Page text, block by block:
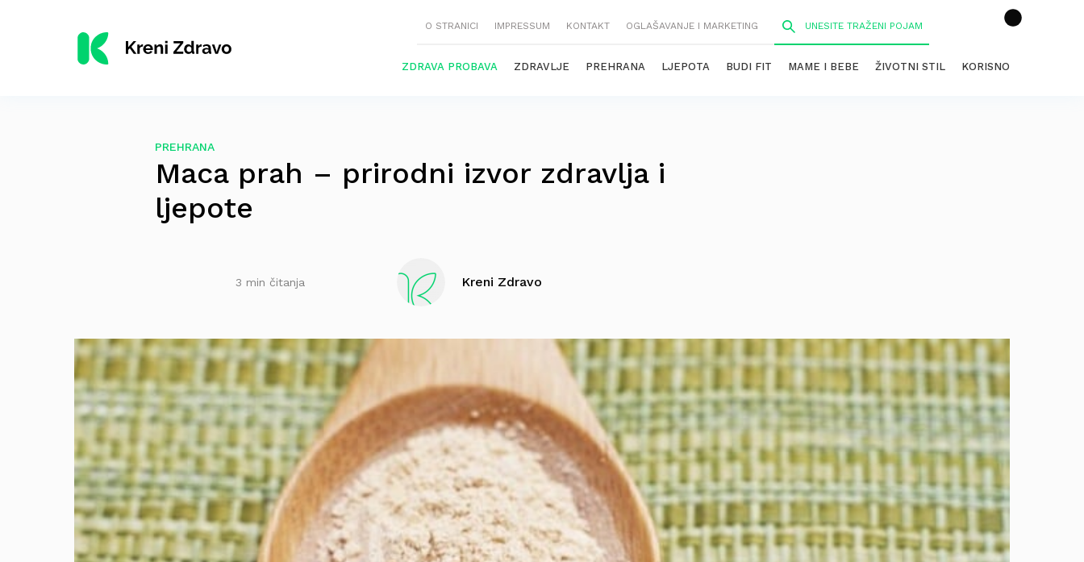
O STRANICI IMPRESSUM KONTAKT OGLAŠAVANJE I MARKETING
ZDRAVA PROBAVA ZDRAVLJE PREHRANA LJEPOTA BUDI FIT MAME I BEBE ŽIVOTNI STIL KORISNO
PREHRANA
Maca prah – prirodni izvor zdravlja i
ljepote
3 min čitanja Kreni Zdravo